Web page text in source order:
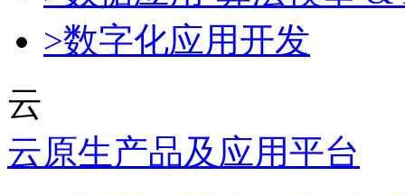
>数字化应用开发
云
云原生产品及应用平台